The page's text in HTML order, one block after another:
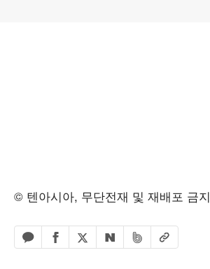
© 텐아시아, 무단전재 및 재배포 금지
카카오톡 공유하기
페이스북 공유하기
엑스 공유하기
네이버 공유하기
밴드 공유하기
URL복사